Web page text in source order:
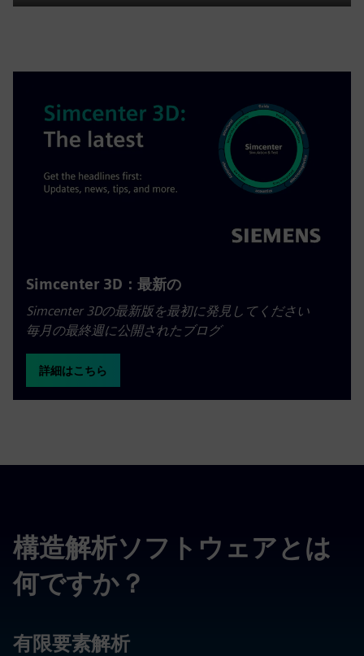
Play Mute Settings
PIP
Enter
Simcenter 3D：最新の
Simcenter 3Dの最新版を最初に発見してください
毎月の最終週に公開されたブログ
詳細はこちら
構造解析ソフトウェアとは
何ですか？
有限要素解析